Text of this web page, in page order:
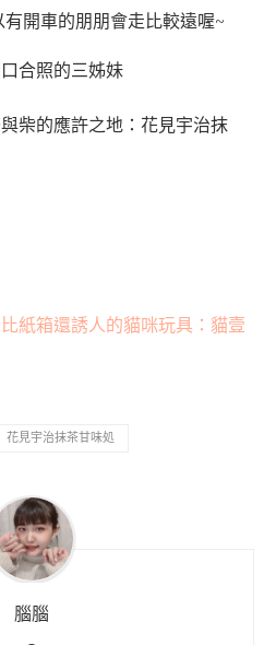
開車的朋朋會走比較遠喔~
合照的三姊妹
紙箱還誘人的貓咪玩具：貓壹
花見宇治抹茶甘味処
腦腦